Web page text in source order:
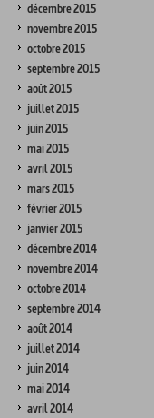
décembre 2015
novembre 2015
octobre 2015
septembre 2015
août 2015
juillet 2015
juin 2015
mai 2015
avril 2015
mars 2015
février 2015
janvier 2015
décembre 2014
novembre 2014
octobre 2014
septembre 2014
août 2014
juillet 2014
juin 2014
mai 2014
avril 2014